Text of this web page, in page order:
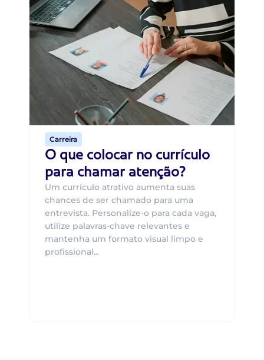
Carreira
O que colocar no currículo
para chamar atenção?
Um currículo atrativo aumenta suas
chances de ser chamado para uma
entrevista. Personalize-o para cada vaga,
utilize palavras-chave relevantes e
mantenha um formato visual limpo e
profissional...